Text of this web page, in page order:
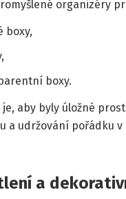
organizéry
boxy,
boxy.
je, aby byly úložné
a udržování pořádku v
a